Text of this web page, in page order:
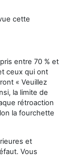
cette
entre 70 % et
ceux qui ont
« Veuillez
la limite de
rétroaction
la fourchette
et
Vous